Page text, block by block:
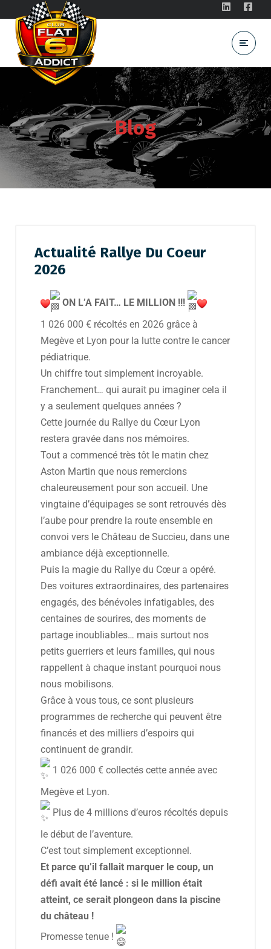
Blog
Actualité Rallye Du Coeur
2026
ON L’A FAIT… LE MILLION !!!
1 026 000 € récoltés en 2026 grâce à
Megève et Lyon pour la lutte contre le cancer
pédiatrique.
Un chiffre tout simplement incroyable.
Franchement… qui aurait pu imaginer cela il
y a seulement quelques années ?
Cette journée du Rallye du Cœur Lyon
restera gravée dans nos mémoires.
Tout a commencé très tôt le matin chez
Aston Martin que nous remercions
chaleureusement pour son accueil. Une
vingtaine d’équipages se sont retrouvés dès
l’aube pour prendre la route ensemble en
convoi vers le Château de Succieu, dans une
ambiance déjà exceptionnelle.
Puis la magie du Rallye du Cœur a opéré.
Des voitures extraordinaires, des partenaires
engagés, des bénévoles infatigables, des
centaines de sourires, des moments de
partage inoubliables… mais surtout nos
petits guerriers et leurs familles, qui nous
rappellent à chaque instant pourquoi nous
nous mobilisons.
Grâce à vous tous, ce sont plusieurs
programmes de recherche qui peuvent être
financés et des milliers d’espoirs qui
continuent de grandir.
1 026 000 € collectés cette année avec
Megève et Lyon.
Plus de 4 millions d’euros récoltés depuis
le début de l’aventure.
C’est tout simplement exceptionnel.
Et parce qu’il fallait marquer le coup, un
défi avait été lancé : si le million était
atteint, ce serait plongeon dans la piscine
du château !
Promesse tenue !